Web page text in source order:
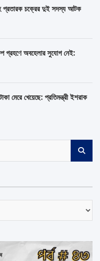
প্রতারক চক্রের দুই সদস্য আটক
গ্রহণে অবহেলার সুযোগ নেই:
মেরে খেয়েছে: প্রতিমন্ত্রী ইশরাক